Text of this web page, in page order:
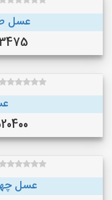
عسل
عسل